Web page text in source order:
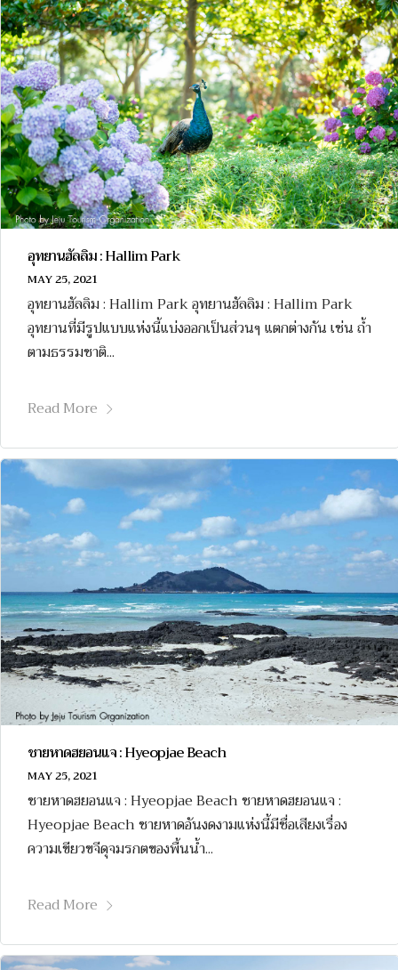
อุทยานฮัลลิม : Hallim Park
MAY 25, 2021
อุทยานฮัลลิม : Hallim Park อุทยานฮัลลิม : Hallim Park
อุทยานที่มีรูปแบบแห่งนี้แบ่งออกเป็นส่วนๆ แตกต่างกัน เช่น ถ้ำ
ตามธรรมชาติ...
Read More
ชายหาดฮยอนแจ : Hyeopjae Beach
MAY 25, 2021
ชายหาดฮยอนแจ : Hyeopjae Beach ชายหาดฮยอนแจ :
Hyeopjae Beach ชายหาดอันงดงามแห่งนี้มีชื่อเสียงเรื่อง
ความเขียวขจีดุจมรกตของพื้นน้ำ...
Read More